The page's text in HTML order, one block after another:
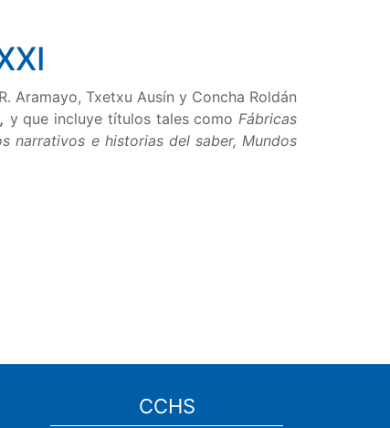
Aramayo, Txetxu Ausín y Concha Roldán
, y que incluye títulos tales como Fábricas
narrativos e historias del saber, Mundos
CCHS